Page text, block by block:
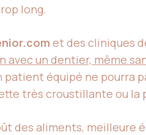
long.
et des cliniques
un dentier, même
patient équipé ne pourra
très croustillante ou la
des aliments,